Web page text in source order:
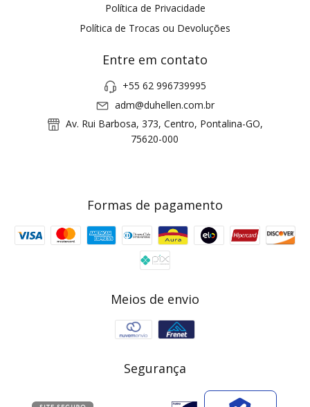
Política de Privacidade
Política de Trocas ou Devoluções
Entre em contato
+55 62 996739995
adm@duhellen.com.br
Av. Rui Barbosa, 373, Centro, Pontalina-GO,
75620-000
Formas de pagamento
Meios de envio
Segurança